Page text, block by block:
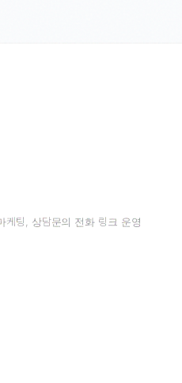
케팅, 상담문의 전화 링크 운영